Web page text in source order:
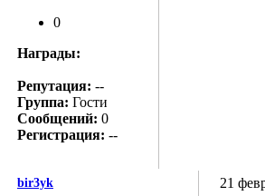
0
Награды:
Репутация: --
Группа: Гости
Сообщений: 0
Регистрация: --
bir3yk 21